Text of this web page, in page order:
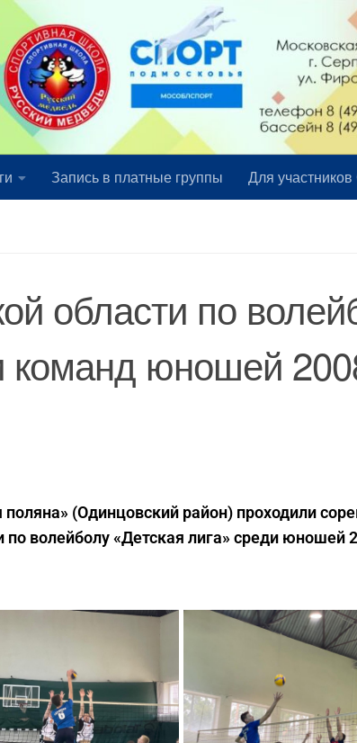
Запись в платные группы Для
области по
команд юношей
(Одинцовский район) проходили
по волейболу «Детская лига» среди юношей